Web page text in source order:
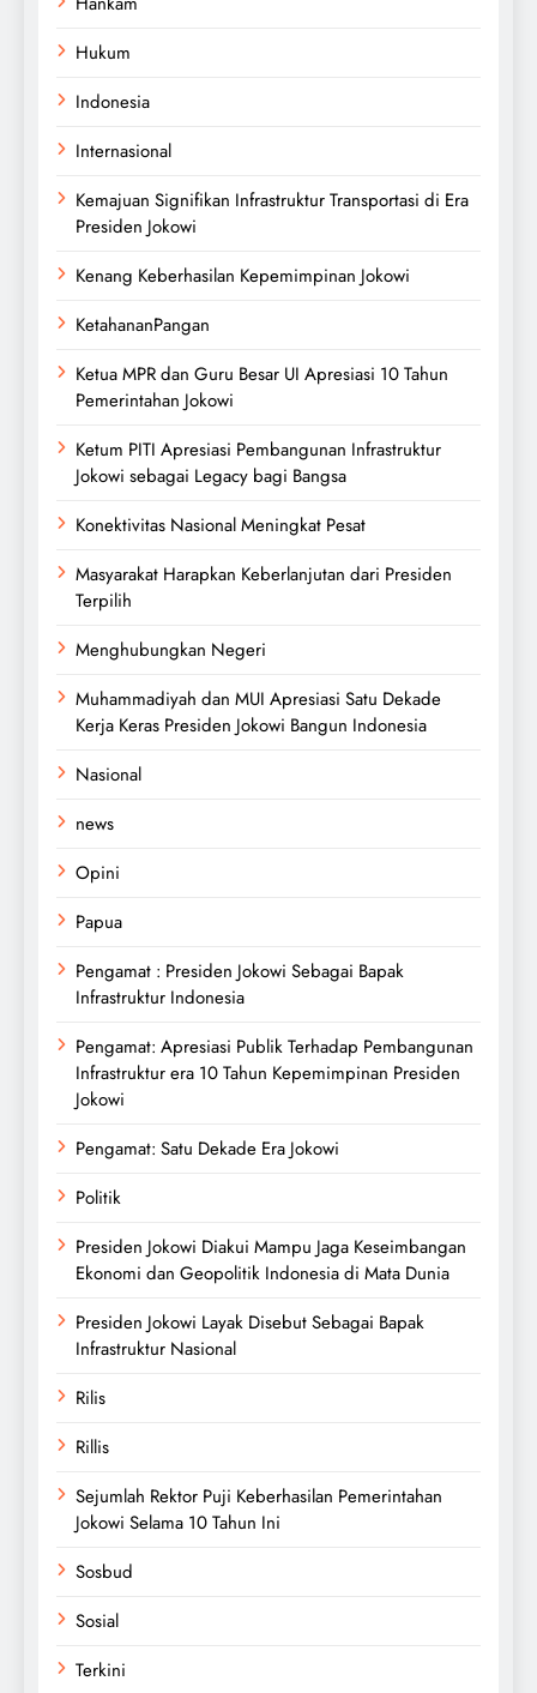
Hukum
Indonesia
Internasional
Kemajuan Signifikan Infrastruktur Transportasi di Era
Presiden Jokowi
Kenang Keberhasilan Kepemimpinan Jokowi
KetahananPangan
Ketua MPR dan Guru Besar UI Apresiasi 10 Tahun
Pemerintahan Jokowi
Ketum PITI Apresiasi Pembangunan Infrastruktur
Jokowi sebagai Legacy bagi Bangsa
Konektivitas Nasional Meningkat Pesat
Masyarakat Harapkan Keberlanjutan dari Presiden
Terpilih
Menghubungkan Negeri
Muhammadiyah dan MUI Apresiasi Satu Dekade
Kerja Keras Presiden Jokowi Bangun Indonesia
Nasional
news
Opini
Papua
Pengamat : Presiden Jokowi Sebagai Bapak
Infrastruktur Indonesia
Pengamat: Apresiasi Publik Terhadap Pembangunan
Infrastruktur era 10 Tahun Kepemimpinan Presiden
Jokowi
Pengamat: Satu Dekade Era Jokowi
Politik
Presiden Jokowi Diakui Mampu Jaga Keseimbangan
Ekonomi dan Geopolitik Indonesia di Mata Dunia
Presiden Jokowi Layak Disebut Sebagai Bapak
Infrastruktur Nasional
Rilis
Rillis
Sejumlah Rektor Puji Keberhasilan Pemerintahan
Jokowi Selama 10 Tahun Ini
Sosbud
Sosial
Terkini